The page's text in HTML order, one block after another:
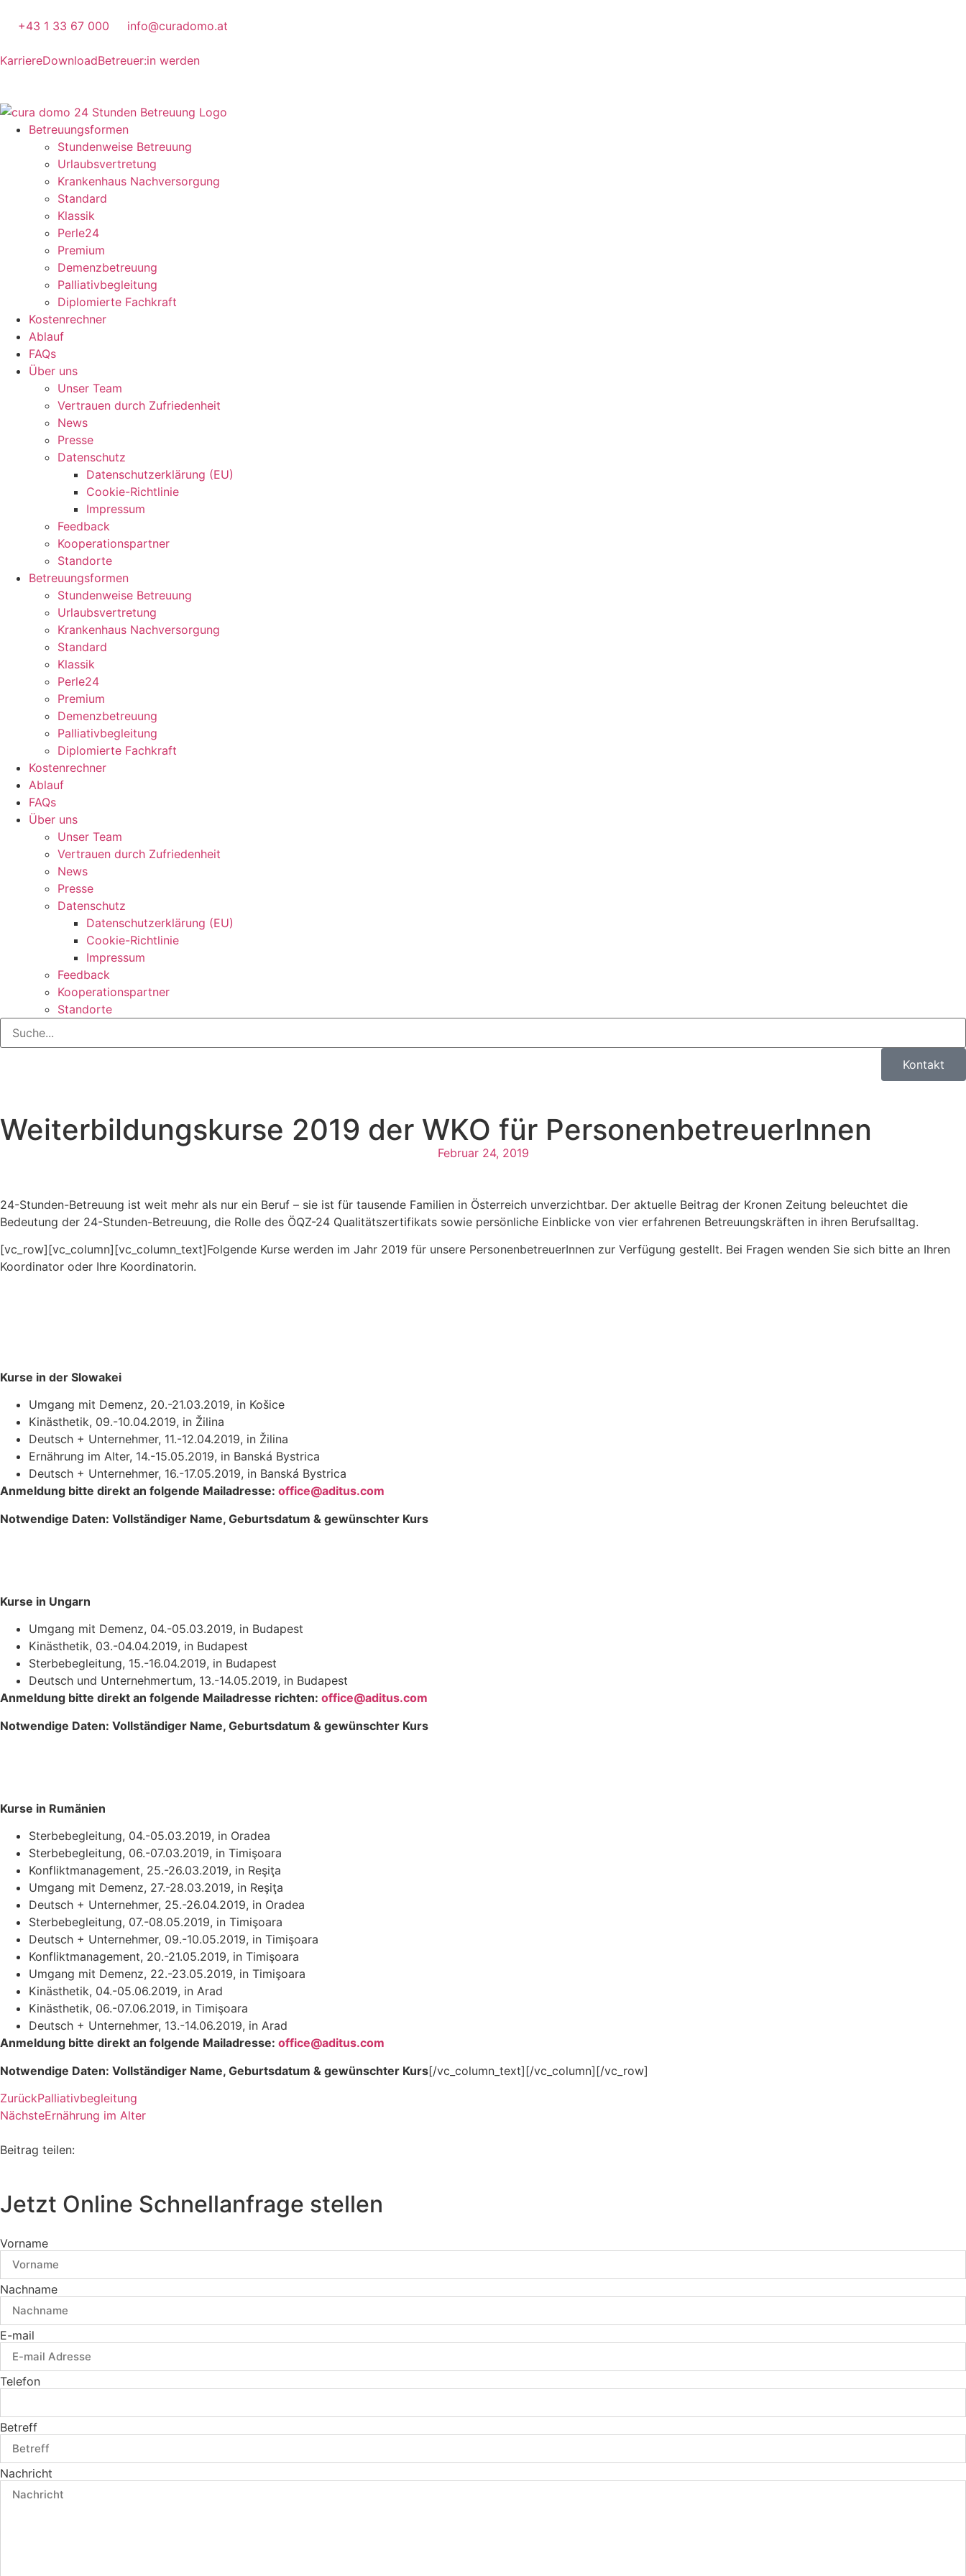
+43 1 33 67 000 info@curadomo.at
KarriereDownloadBetreuer:in werden
Betreuungsformen
Stundenweise Betreuung
Urlaubsvertretung
Krankenhaus Nachversorgung
Standard
Klassik
Perle24
Premium
Demenzbetreuung
Palliativbegleitung
Diplomierte Fachkraft
Kostenrechner
Ablauf
FAQs
Über uns
Unser Team
Vertrauen durch Zufriedenheit
News
Presse
Datenschutz
Datenschutzerklärung (EU)
Cookie-Richtlinie
Impressum
Feedback
Kooperationspartner
Standorte
Betreuungsformen
Stundenweise Betreuung
Urlaubsvertretung
Krankenhaus Nachversorgung
Standard
Klassik
Perle24
Premium
Demenzbetreuung
Palliativbegleitung
Diplomierte Fachkraft
Kostenrechner
Ablauf
FAQs
Über uns
Unser Team
Vertrauen durch Zufriedenheit
News
Presse
Datenschutz
Datenschutzerklärung (EU)
Cookie-Richtlinie
Impressum
Feedback
Kooperationspartner
Standorte
Kontakt
Weiterbildungskurse 2019 der WKO für PersonenbetreuerInnen
Februar 24, 2019
24-Stunden-Betreuung ist weit mehr als nur ein Beruf – sie ist für tausende Familien in Österreich unverzichtbar. Der aktuelle Beitrag der Kronen Zeitung beleuchtet die
Bedeutung der 24-Stunden-Betreuung, die Rolle des ÖQZ-24 Qualitätszertifikats sowie persönliche Einblicke von vier erfahrenen Betreuungskräften in ihren Berufsalltag.
[vc_row][vc_column][vc_column_text]Folgende Kurse werden im Jahr 2019 für unsere PersonenbetreuerInnen zur Verfügung gestellt. Bei Fragen wenden Sie sich bitte an Ihren
Koordinator oder Ihre Koordinatorin.
Kurse in der Slowakei
Umgang mit Demenz, 20.-21.03.2019, in Košice
Kinästhetik, 09.-10.04.2019, in Žilina
Deutsch + Unternehmer, 11.-12.04.2019, in Žilina
Ernährung im Alter, 14.-15.05.2019, in Banská Bystrica
Deutsch + Unternehmer, 16.-17.05.2019, in Banská Bystrica
Anmeldung bitte direkt an folgende Mailadresse: office@aditus.com
Notwendige Daten: Vollständiger Name, Geburtsdatum & gewünschter Kurs
Kurse in Ungarn
Umgang mit Demenz, 04.-05.03.2019, in Budapest
Kinästhetik, 03.-04.04.2019, in Budapest
Sterbebegleitung, 15.-16.04.2019, in Budapest
Deutsch und Unternehmertum, 13.-14.05.2019, in Budapest
Anmeldung bitte direkt an folgende Mailadresse richten: office@aditus.com
Notwendige Daten: Vollständiger Name, Geburtsdatum & gewünschter Kurs
Kurse in Rumänien
Sterbebegleitung, 04.-05.03.2019, in Oradea
Sterbebegleitung, 06.-07.03.2019, in Timişoara
Konfliktmanagement, 25.-26.03.2019, in Reşiţa
Umgang mit Demenz, 27.-28.03.2019, in Reşiţa
Deutsch + Unternehmer, 25.-26.04.2019, in Oradea
Sterbebegleitung, 07.-08.05.2019, in Timişoara
Deutsch + Unternehmer, 09.-10.05.2019, in Timişoara
Konfliktmanagement, 20.-21.05.2019, in Timişoara
Umgang mit Demenz, 22.-23.05.2019, in Timişoara
Kinästhetik, 04.-05.06.2019, in Arad
Kinästhetik, 06.-07.06.2019, in Timişoara
Deutsch + Unternehmer, 13.-14.06.2019, in Arad
Anmeldung bitte direkt an folgende Mailadresse: office@aditus.com
Notwendige Daten: Vollständiger Name, Geburtsdatum & gewünschter Kurs[/vc_column_text][/vc_column][/vc_row]
ZurückPalliativbegleitung
NächsteErnährung im Alter
Beitrag teilen:
Jetzt Online Schnellanfrage stellen
Vorname
Nachname
E-mail
Telefon
Betreff
Nachricht